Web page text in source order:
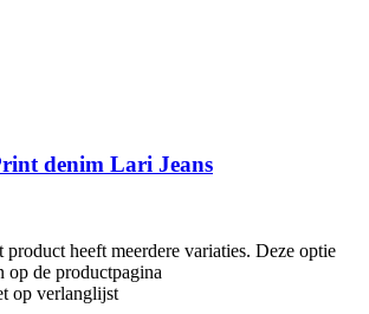
denim Lari Jeans
product heeft meerdere variaties. Deze optie
op de productpagina
op verlanglijst